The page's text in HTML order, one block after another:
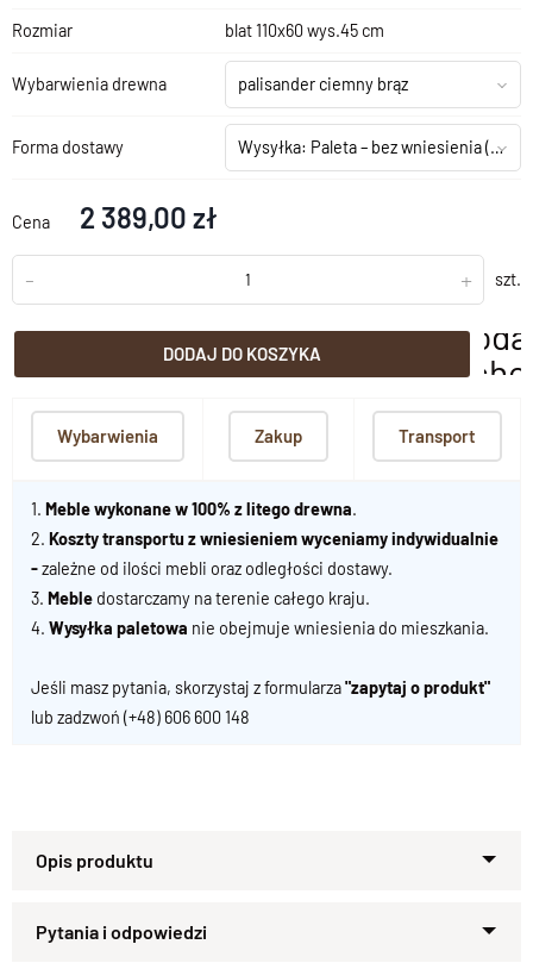
Rozmiar blat 110x60 wys.45 cm
Wybarwienia drewna palisander ciemny brąz
Forma dostawy Wysyłka: Paleta – bez wniesienia(+199,00 zł)
Cena 2 389,00 zł
- + szt.
DODAJ DO KOSZYKA
Wybarwienia Zakup Transport
1. Meble wykonane w 100% z litego drewna.
2. Koszty transportu z wniesieniem wyceniamy indywidualnie
-zależne od ilości mebli oraz odległości dostawy.
3. Meble dostarczamy na terenie całego kraju.
4. Wysyłka paletowa nie obejmuje wniesienia do mieszkania.
Jeśli masz pytania, skorzystaj z formularza"zapytaj o produkt"
lub zadzwoń (+48) 606 600 148
Lite Drewno: 100 % PALISANDER .